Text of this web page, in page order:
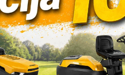
DODAJ U KOŠARICU